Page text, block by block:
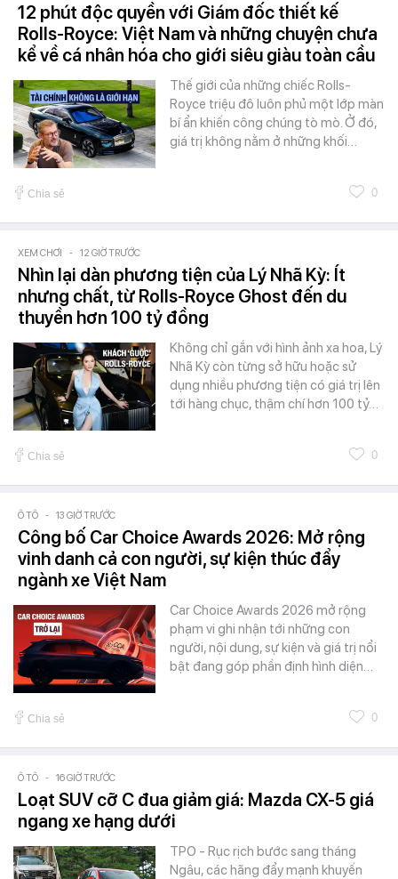
12 phút độc quyền với Giám đốc thiết kế
Rolls-Royce: Việt Nam và những chuyện chưa
kể về cá nhân hóa cho giới siêu giàu toàn cầu
Thế giới của những chiếc Rolls-
Royce triệu đô luôn phủ một lớp màn
bí ẩn khiến công chúng tò mò. Ở đó,
giá trị không nằm ở những khối…
Chia sẻ 0
XEM CHƠI - 12 GIỜ TRƯỚC
Nhìn lại dàn phương tiện của Lý Nhã Kỳ: Ít
nhưng chất, từ Rolls-Royce Ghost đến du
thuyền hơn 100 tỷ đồng
Không chỉ gắn với hình ảnh xa hoa, Lý
Nhã Kỳ còn từng sở hữu hoặc sử
dụng nhiều phương tiện có giá trị lên
tới hàng chục, thậm chí hơn 100 tỷ…
Chia sẻ 0
Ô TÔ - 13 GIỜ TRƯỚC
Công bố Car Choice Awards 2026: Mở rộng
vinh danh cả con người, sự kiện thúc đẩy
ngành xe Việt Nam
Car Choice Awards 2026 mở rộng
phạm vi ghi nhận tới những con
người, nội dung, sự kiện và giá trị nổi
bật đang góp phần định hình diện…
Chia sẻ 0
Ô TÔ - 16 GIỜ TRƯỚC
Loạt SUV cỡ C đua giảm giá: Mazda CX-5 giá
ngang xe hạng dưới
TPO - Rục rịch bước sang tháng
Ngâu, các hãng đẩy mạnh khuyến